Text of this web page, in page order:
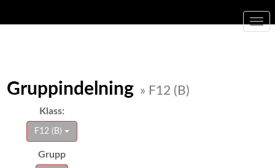
Gruppindelning » F12 (B)
Klass:
F12 (B)
Grupp